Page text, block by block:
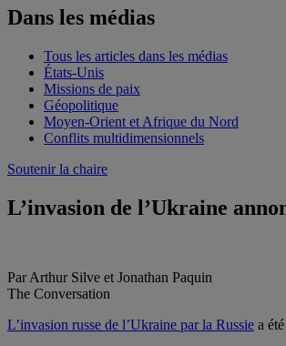
Dans les médias
Tous les articles dans les médias
États-Unis
Missions de paix
Géopolitique
Moyen-Orient et Afrique du Nord
Conflits multidimensionnels
Soutenir la chaire
L’invasion de l’Ukraine
Par Arthur Silve et Jonathan Paquin
The Conversation
L’invasion russe de l’Ukraine par la Russie a